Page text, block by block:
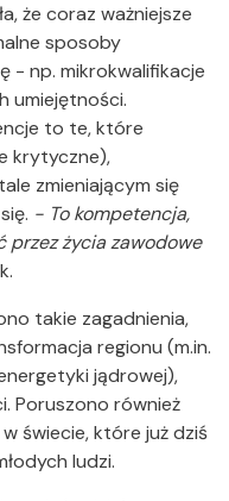
że coraz ważniejsze
sposoby
- np. mikrokwalifikacje
umiejętności.
to te, które
krytyczne),
zmieniającym się
- To kompetencja,
przez życia zawodowe
takie zagadnienia,
regionu (m.in.
jądrowej),
Poruszono również
świecie, które już dziś
ludzi.